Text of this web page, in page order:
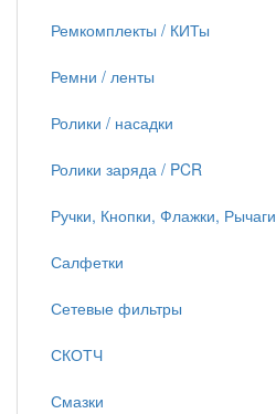
Ремкомплекты / КИТы
Ремни / ленты
Ролики / насадки
Ролики заряда / PCR
Ручки, Кнопки, Флажки, Рычаги
Салфетки
Сетевые фильтры
СКОТЧ
Смазки